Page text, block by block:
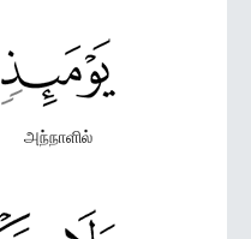
அந்நாளில்